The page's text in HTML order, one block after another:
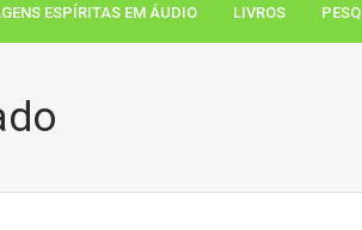
ESPÍRITAS EM ÁUDIO LIVROS